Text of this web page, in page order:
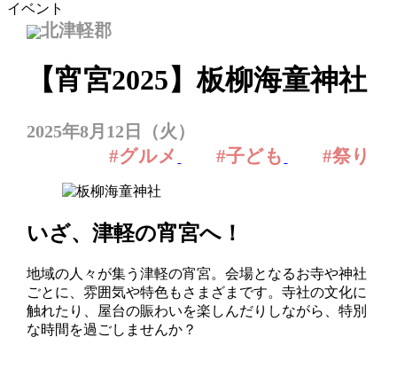
イベント
北津軽郡
【宵宮2025】板柳海童神社
2025年8月12日（火）
#グルメ #子ども #祭り
いざ、津軽の宵宮へ！
地域の人々が集う津軽の宵宮。会場となるお寺や神社
ごとに、雰囲気や特色もさまざまです。寺社の文化に
触れたり、屋台の賑わいを楽しんだりしながら、特別
な時間を過ごしませんか？